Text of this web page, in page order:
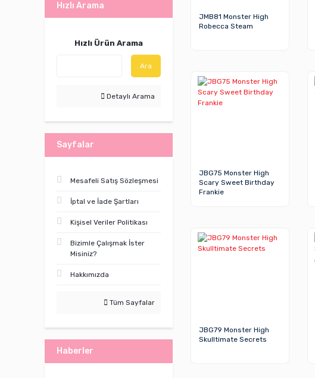
Hızlı Arama
Hızlı Ürün Arama
Ara
Detaylı Arama
Sayfalar
Mesafeli Satış Sözleşmesi
İptal ve İade Şartları
Kişisel Veriler Politikası
Bizimle Çalışmak İster
Misiniz?
Hakkımızda
Tüm Sayfalar
Haberler
JMB81 Monster High
Robecca Steam
JBG75 Monster High
Scary Sweet Birthday
Frankie
JBG79 Monster High
Skulltimate Secrets